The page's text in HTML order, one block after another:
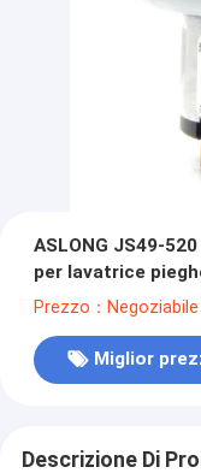
ASLONG JS49-
per lavatrice
Prezzo：Negoziabile
Miglior
Descrizione Di